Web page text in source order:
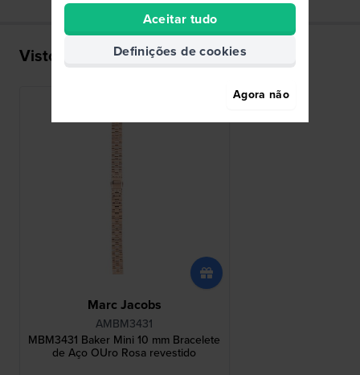
Visto recentemente
Marc Jacobs
AMBM3431
MBM3431 Baker Mini 10 mm Bracelete
de Aço OUro Rosa revestido
Aceitar tudo
Definições de cookies
Agora não